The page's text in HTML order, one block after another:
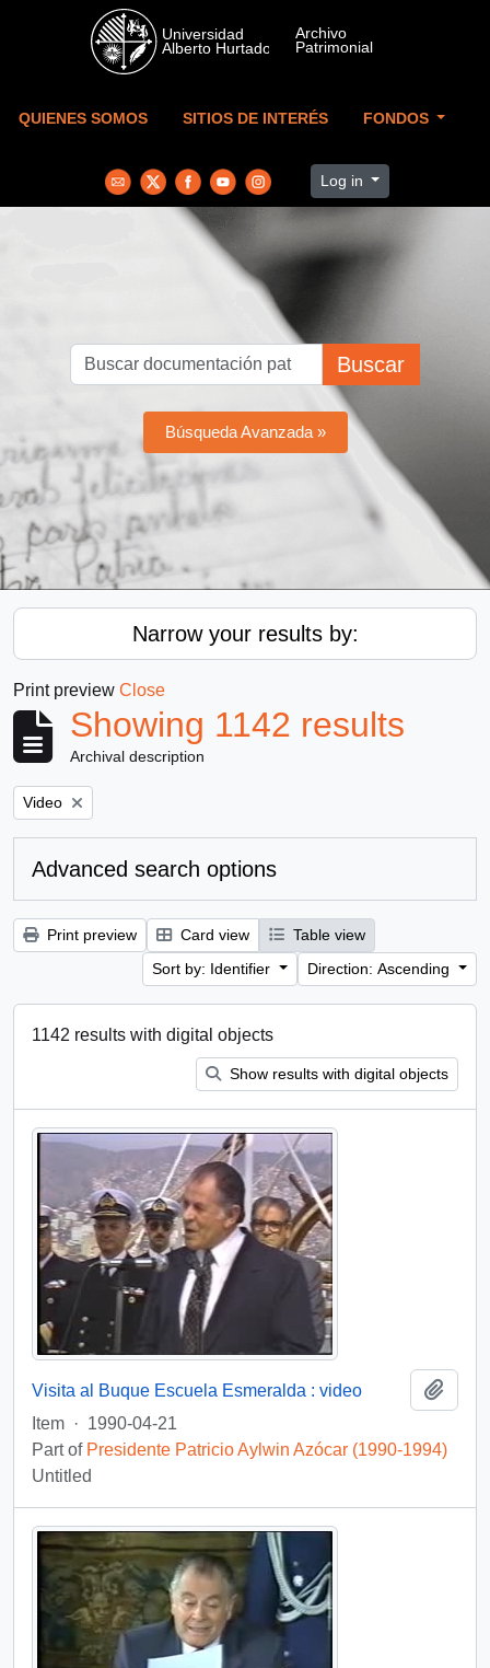
Skip to main content
QUIENES SOMOS SITIOS DE INTERÉS FONDOS
Log in
Buscar
Búsqueda Avanzada »
Narrow your results by:
Print preview Close
Showing 1142 results
Archival description
Remove filter:
Video
Advanced search options
Print preview Card view
Table view
Sort by: Identifier
Direction: Ascending
1142 results with digital objects
Show results with digital objects
Visita al Buque Escuela Esmeralda : video
Item · 1990-04-21
Part of Presidente Patricio Aylwin Azócar (1990-1994)
Untitled